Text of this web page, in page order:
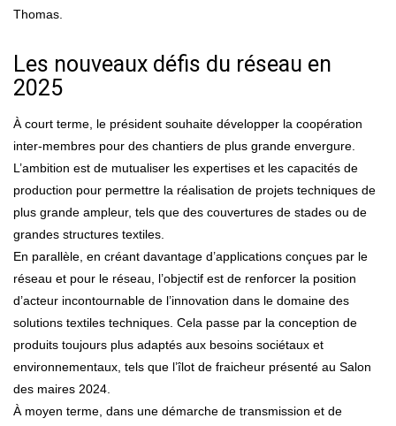
Thomas.
Les nouveaux défis du réseau en
2025
À court terme, le président souhaite développer la coopération
inter-membres pour des chantiers de plus grande envergure.
L’ambition est de mutualiser les expertises et les capacités de
production pour permettre la réalisation de projets techniques de
plus grande ampleur, tels que des couvertures de stades ou de
grandes structures textiles.
En parallèle, en créant davantage d’applications conçues par le
réseau et pour le réseau, l’objectif est de renforcer la position
d’acteur incontournable de l’innovation dans le domaine des
solutions textiles techniques. Cela passe par la conception de
produits toujours plus adaptés aux besoins sociétaux et
environnementaux, tels que l’îlot de fraicheur présenté au Salon
des maires 2024.
À moyen terme, dans une démarche de transmission et de